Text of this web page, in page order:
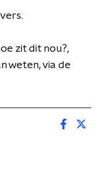
zit dit nou?,
weten, via de